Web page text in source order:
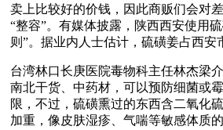
卖上比较好的价钱，因此商贩们会对
“整容”。有媒体披露，陕西西安使用
则”。据业内人士估计，硫磺姜占西安
台湾林口长庚医院毒物科主任林杰梁
南北干货、中药材，可以预防细菌或
限，不过，硫磺熏过的东西含二氧化
加重，像皮肤湿疹、气喘等敏感体质